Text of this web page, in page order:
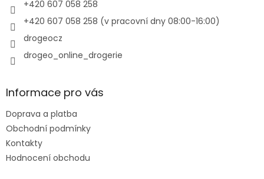
ý
+420 607 058 258
+420 607 058 258 (v pracovní dny 08:00-16:00)
drogeocz
drogeo_online_drogerie
Informace pro vás
Doprava a platba
Obchodní podmínky
Kontakty
Hodnocení obchodu